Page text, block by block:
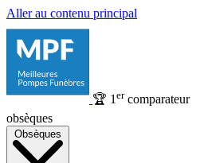
Aller au contenu principal
🏆 1 ercomparateur
obsèques
Obsèques